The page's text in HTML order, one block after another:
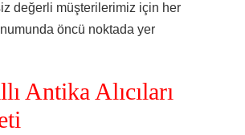
değerli müşterilerimiz için her
öncü noktada yer
Antika Alıcıları